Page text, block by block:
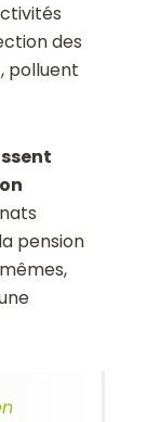
des
polluent
pension